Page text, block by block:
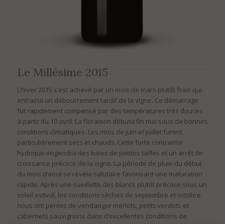
Le Millésime 2015
L’hiver 2015 s’est achevé par un mois de mars plutôt frais qui
entraina un débourrement tardif de la vigne. Ce démarrage
fut rapidement compensé par des températures très douces
à partir du 10 avril. La floraison débuta fin mai sous de bonnes
conditions climatiques. Les mois de juin et juillet furent
particulièrement secs et chauds. Cette forte contrainte
hydrique engendra des baies de petites tailles et un arrêt de
croissance précoce de la vigne. La période de pluie du début
du mois d’aout se révéla salutaire favorisant une maturation
rapide. Après une cueillette des blancs plutôt précoce sous un
soleil estival, les conditions sèches de septembre et octobre
nous ont permis de vendanger merlots, petits verdots et
cabernets sauvignons dans d’excellentes conditions de